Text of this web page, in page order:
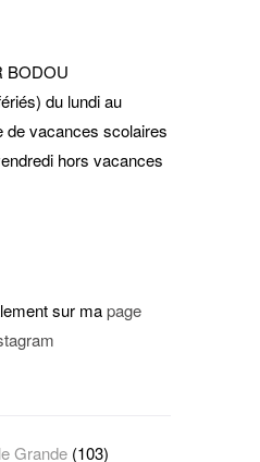
BODOU
du lundi au
de vacances scolaires
hors vacances
sur mapage
Grande (103)